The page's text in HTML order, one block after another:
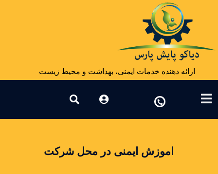
ارائه دهنده خدمات ایمنی، بهداشت و محیط زیست
اموزش ایمنی در محل شرکت